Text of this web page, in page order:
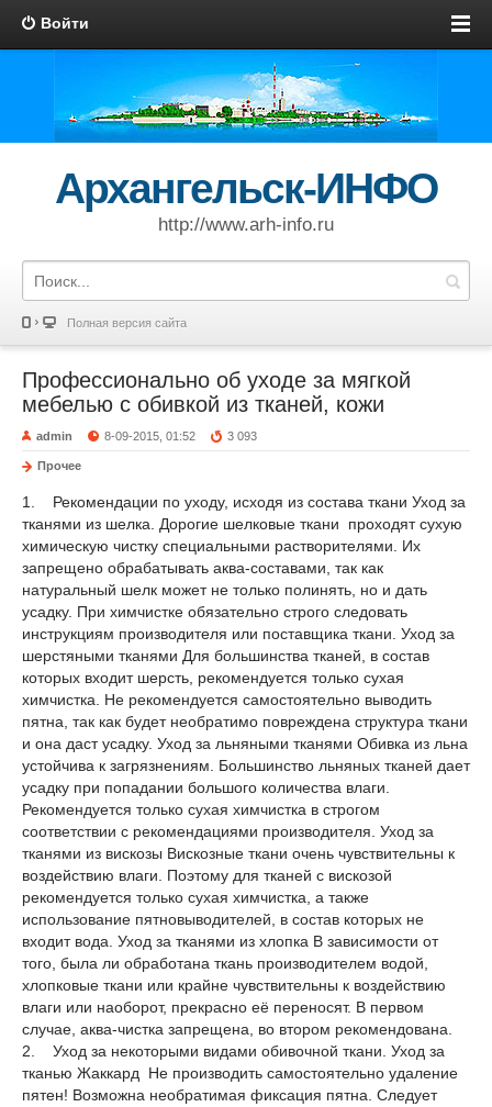
Войти
Архангельск-ИНФО
http://www.arh-info.ru
Полная версия сайта
Профессионально об уходе за мягкой
мебелью с обивкой из тканей, кожи
admin 8-09-2015, 01:52 3 093
Прочее
1. Рекомендации по уходу, исходя из состава ткани Уход за
тканями из шелка. Дорогие шелковые ткани проходят сухую
химическую чистку специальными растворителями. Их
запрещено обрабатывать аква-составами, так как
натуральный шелк может не только полинять, но и дать
усадку. При химчистке обязательно строго следовать
инструкциям производителя или поставщика ткани. Уход за
шерстяными тканями Для большинства тканей, в состав
которых входит шерсть, рекомендуется только сухая
химчистка. Не рекомендуется самостоятельно выводить
пятна, так как будет необратимо повреждена структура ткани
и она даст усадку. Уход за льняными тканями Обивка из льна
устойчива к загрязнениям. Большинство льняных тканей дает
усадку при попадании большого количества влаги.
Рекомендуется только сухая химчистка в строгом
соответствии с рекомендациями производителя. Уход за
тканями из вискозы Вискозные ткани очень чувствительны к
воздействию влаги. Поэтому для тканей с вискозой
рекомендуется только сухая химчистка, а также
использование пятновыводителей, в состав которых не
входит вода. Уход за тканями из хлопка В зависимости от
того, была ли обработана ткань производителем водой,
хлопковые ткани или крайне чувствительны к воздействию
влаги или наоборот, прекрасно её переносят. В первом
случае, аква-чистка запрещена, во втором рекомендована.
2. Уход за некоторыми видами обивочной ткани. Уход за
тканью Жаккард Не производить самостоятельно удаление
пятен! Возможна необратимая фиксация пятна. Следует